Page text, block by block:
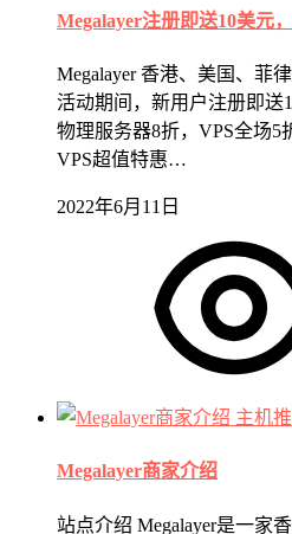
Megalayer注册即送10美元
Megalayer 香港、美国、菲
活动期间，新用户注册即送
物理服务器8折，VPS全场5
VPS超值特惠…
2022年6月11日
主机
Megalayer商家介绍
站点介绍 Megalayer是一家